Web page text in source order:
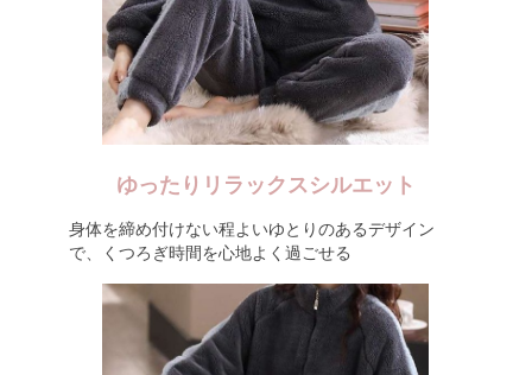
ゆったりリラックスシルエット
身体を締め付けない程よいゆとりのあるデザイン
で、くつろぎ時間を心地よく過ごせる